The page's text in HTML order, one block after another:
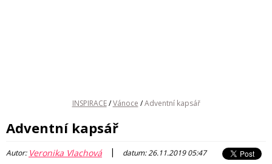
INSPIRACE / Vánoce / Adventní kapsář
Adventní kapsář
Autor: Veronika Vlachová | datum: 26.11.2019 05:47